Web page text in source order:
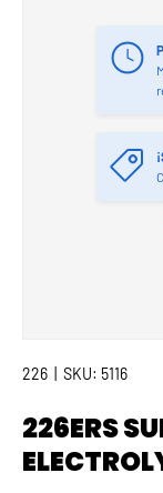
226 SKU: 5116
226ERS